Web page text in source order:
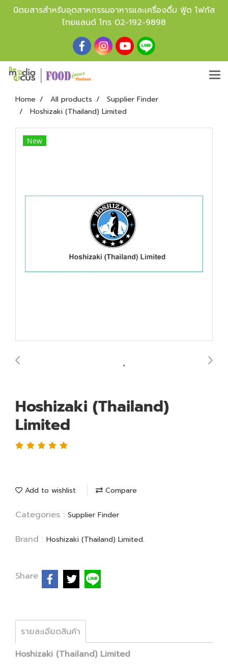
นิตยสารสำหรับอุตสาหกรรมอาหารและเครื่องดื่ม ฟู้ด โฟกัส
ไทยแลนด์ โทร 02-192-9898
Home All products
Supplier Finder
Hoshizaki (Thailand) Limited
New
Hoshizaki (Thailand)
Limited
Add to wishlist Compare
Categories : Supplier Finder
Brand : Hoshizaki (Thailand) Limited.
Share
รายละเอียดสินค้า
Hoshizaki (Thailand) Limited